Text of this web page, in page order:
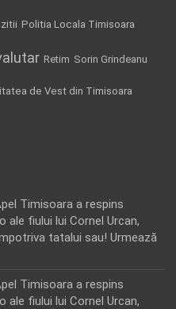
Politia Locala Timisoara
Retim Sorin Grindeanu
de Vest din Timisoara
Timisoara a respins
ale fiului lui Cornel Urcan,
tatalui sau! Urmează
Timisoara a respins
ale fiului lui Cornel Urcan,